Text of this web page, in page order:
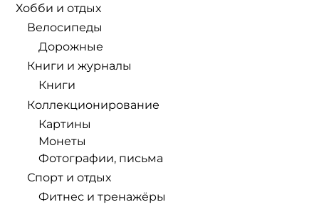
Хобби и отдых
Велосипеды
Дорожные
Книги и журналы
Книги
Коллекционирование
Картины
Монеты
Фотографии, письма
Спорт и отдых
Фитнес и тренажёры